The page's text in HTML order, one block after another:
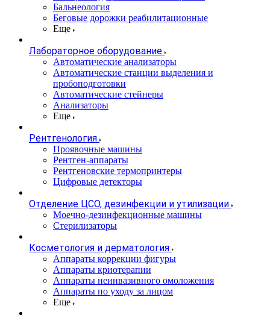
Бальнеология
Беговые дорожки реабилитационные
Еще
Лабораторное оборудование
Автоматические анализаторы
Автоматические станции выделения и
пробоподготовки
Автоматические стейнеры
Анализаторы
Еще
Рентгенология
Проявочные машины
Рентген-аппараты
Рентгеновские термопринтеры
Цифровые детекторы
Отделение ЦСО, дезинфекции и утилизации
Моечно-дезинфекционные машины
Стерилизаторы
Косметология и дерматология
Аппараты коррекции фигуры
Аппараты криотерапии
Аппараты неинвазивного омоложения
Аппараты по уходу за лицом
Еще